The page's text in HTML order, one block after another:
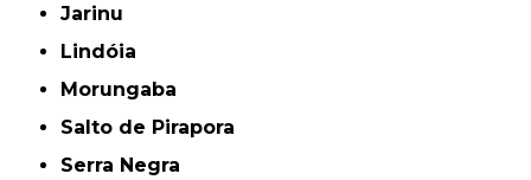
Jarinu
Lindóia
Morungaba
Salto de Pirapora
Serra Negra